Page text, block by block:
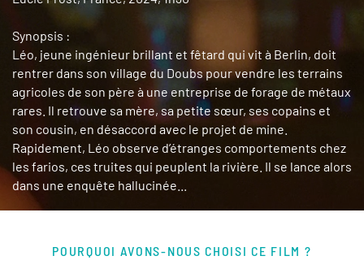
Synopsis :
Léo, jeune ingénieur brillant et fêtard qui vit à Berlin, doit
rentrer dans son village du Doubs pour vendre les terrains
agricoles de son père à une entreprise de forage de métaux
rares. Il retrouve sa mère, sa petite sœur, ses copains et
son cousin, en désaccord avec le projet de mine.
Rapidement, Léo observe d’étranges comportements chez
les farios, ces truites qui peuplent la rivière. Il se lance alors
dans une enquête hallucinée...
POURQUOI AVONS-NOUS CHOISI CE FILM ?